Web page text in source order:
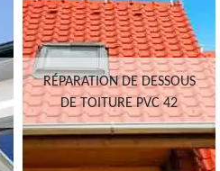
RÉPARATION DE DESSOUS
DE TOITURE PVC 42